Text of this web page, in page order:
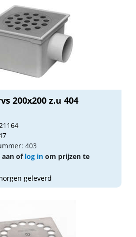
200x200 z.u 404
403
aan of log in om prijzen te
geleverd